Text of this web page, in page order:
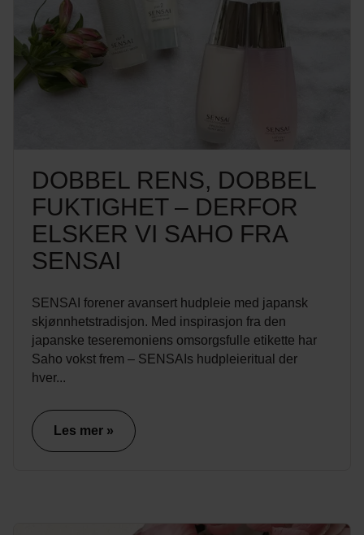
DOBBEL RENS, DOBBEL
FUKTIGHET – DERFOR
ELSKER VI SAHO FRA
SENSAI
SENSAI forener avansert hudpleie med japansk
skjønnhetstradisjon. Med inspirasjon fra den
japanske teseremoniens omsorgsfulle etikette har
Saho vokst frem – SENSAIs hudpleieritual der
hver...
Les mer »